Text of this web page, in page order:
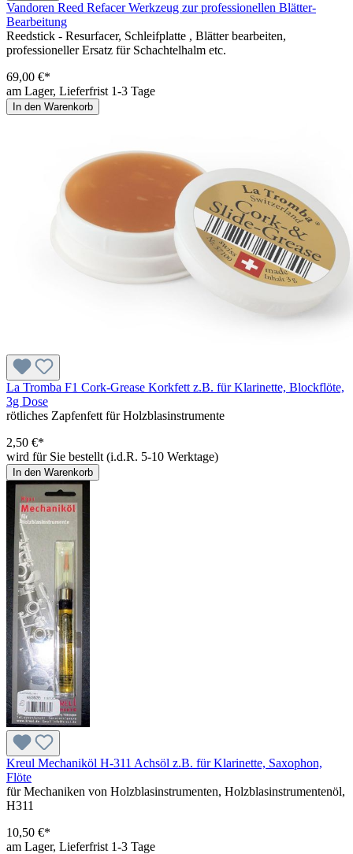
Vandoren Reed Refacer Werkzeug zur professionellen Blätter-
Bearbeitung
Reedstick - Resurfacer, Schleifplatte , Blätter bearbeiten,
professioneller Ersatz für Schachtelhalm etc.
69,00 €*
am Lager, Lieferfrist 1-3 Tage
In den Warenkorb
La Tromba F1 Cork-Grease Korkfett z.B. für Klarinette, Blockflöte,
3g Dose
rötliches Zapfenfett für Holzblasinstrumente
2,50 €*
wird für Sie bestellt (i.d.R. 5-10 Werktage)
In den Warenkorb
Kreul Mechaniköl H-311 Achsöl z.B. für Klarinette, Saxophon,
Flöte
für Mechaniken von Holzblasinstrumenten, Holzblasinstrumentenöl,
H311
10,50 €*
am Lager, Lieferfrist 1-3 Tage